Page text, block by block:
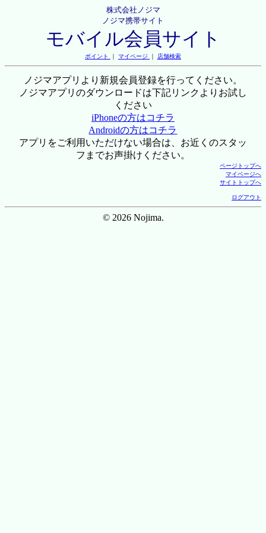
株式会社ノジマ
ノジマ携帯サイト
モバイル会員サイト
ポイント ｜ マイページ ｜ 店舗検索
ノジマアプリより新規会員登録を行ってください。
ノジマアプリのダウンロードは下記リンクよりお試し
ください
iPhoneの方はコチラ
Androidの方はコチラ
アプリをご利用いただけない場合は、お近くのスタッ
フまでお声掛けください。
ページトップへ
マイページへ
サイトトップへ
ログアウト
© 2026 Nojima.